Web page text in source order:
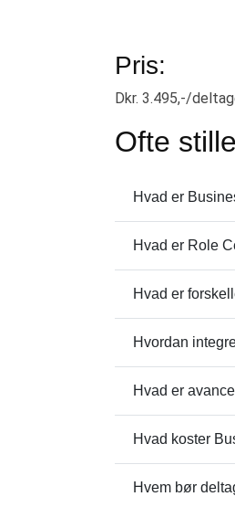
Pris:
Dkr. 3.495,-/
Ofte
Hvad er
Hvad er Role
Hvad er
Hvordan
Hvad er
Hvad koster
Hvem bør